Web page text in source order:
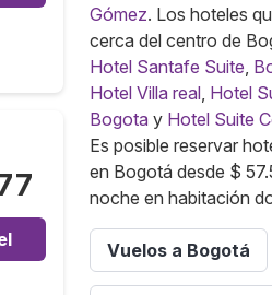
Gómez. Los hoteles
cerca del centro de
Hotel Santafe Suite,
Hotel Villa real, Hotel
Bogota y Hotel Suite
Es posible reservar
en Bogotá desde $
noche en habitación
Vuelos a Bogotá